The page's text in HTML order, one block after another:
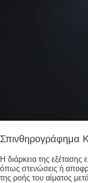
Σπινθηρογράφημα
Η διάρκεια της εξέτασης
όπως στενώσεις ή
της ροής του αίματος